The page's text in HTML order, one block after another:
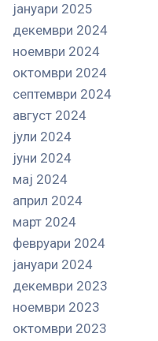
јануари 2025
декември 2024
ноември 2024
октомври 2024
септември 2024
август 2024
јули 2024
јуни 2024
мај 2024
април 2024
март 2024
февруари 2024
јануари 2024
декември 2023
ноември 2023
октомври 2023